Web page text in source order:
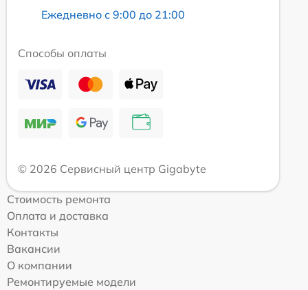
Ежедневно с 9:00 до 21:00
Способы оплаты
© 2026 Сервисный центр Gigabyte
Стоимость ремонта
Оплата и доставка
Контакты
Вакансии
О компании
Ремонтируемые модели